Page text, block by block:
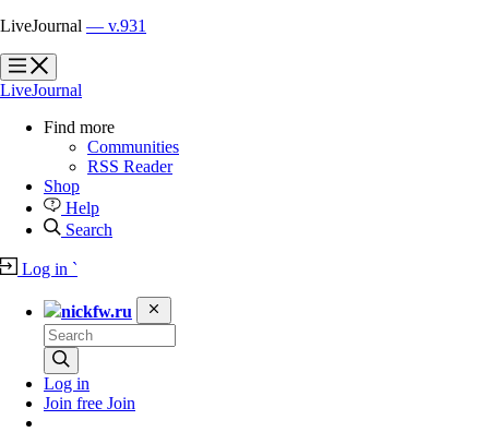
LiveJournal — v.931
?
?
LiveJournal
Find more
Communities
RSS Reader
Shop
Help
Search
Log in `
nickfw.ru
Log in
Join free Join